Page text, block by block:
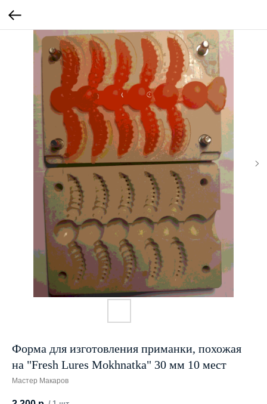
Форма для изготовления приманки, похожая
на "Fresh Lures Mokhnatka" 30 мм 10 мест
Мастер Макаров